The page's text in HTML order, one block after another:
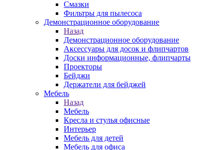
Смазки
Фильтры для пылесоса
Демонстрационное оборудование
Назад
Демонстрационное оборудование
Аксессуары для досок и флипчартов
Доски информационные, флипчарты
Проекторы
Бейджи
Держатели для бейджей
Мебель
Назад
Мебель
Кресла и стулья офисные
Интерьер
Мебель для детей
Мебель для офиса